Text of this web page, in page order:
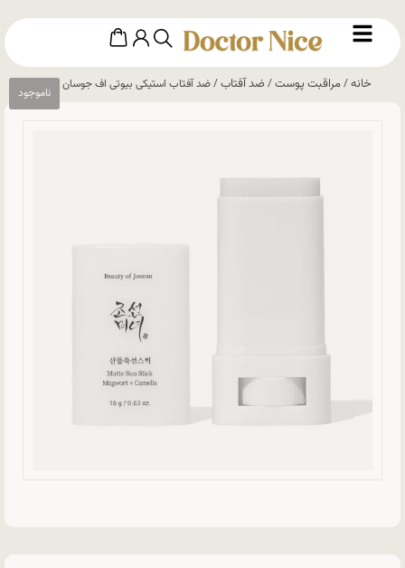
خانه/مراقبت پوست/ضد آفتاب/ ضد آفتاب استیکی بیوتی اف جوسان کره ای